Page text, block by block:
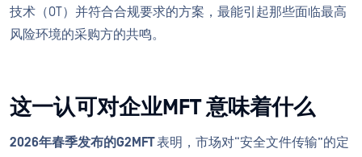
技术（OT）并符合合规要求的方案，最能引起那些面临最高
风险环境的采购方的共鸣。
这一认可对企业MFT 意味着什么
2026年春季发布的G2MFT表明，市场对“安全文件传输”的定